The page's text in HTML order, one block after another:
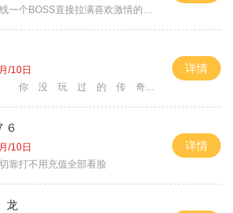
一个BOSS直接拉满喜欢激情的朋友进
/10日
没 玩 过 的 传 奇
详情
６
/10日
靠打不用充值全部看脸
详情
龙